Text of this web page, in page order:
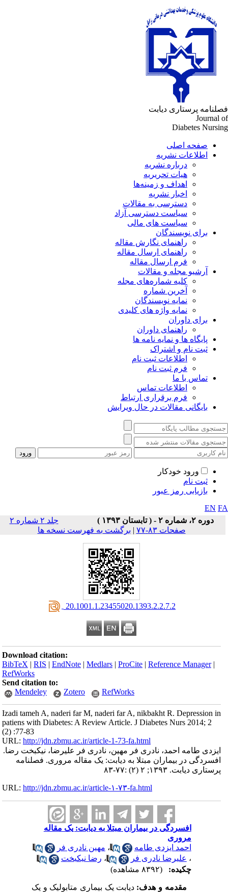
پرستاری دیابت
Journal
Diabetes
صفحه اصلی
اطلاعات نشریه
درباره نشریه
هیات تحریریه
اهداف و زمینه‌ها
اخبار نشریه
دسترسی به مقالات
سیاست دسترسی آزاد
سیاست های مالی
برای نویسندگان
راهنمای نگارش مقاله
راهنمای ارسال مقاله
فرم ارسال مقاله
آرشیو مجله و مقالات
کلیه شماره‌های مجله
آخرین شماره
نمایه نویسندگان
نمایه واژه های کلیدی
برای داوران
راهنمای داوران
پایگاه ها و نمایه نامه ها
ثبت نام و اشتراک
اطلاعات ثبت نام
فرم ثبت نام
تماس با ما
اطلاعات تماس
فرم برقراری ارتباط
بایگانی مقالات در حال ویرایش
ورود خودکار
ثبت نام
بازیابی رمز عبور
EN
دوره ۲، شماره ۲ - ( تابستان ۱۳۹۳ )
جلد ۲ شماره ۲
صفحات ۸۳-۷۷
| برگشت به فهرست نسخه ها
‎ 20.1001.1.23455020.1393.2.2.7.2
Download citation:
BibTeX |RIS |EndNote |Medlars |ProCite |Reference Manager
RefWorks
Send citation to:
Mendeley
Zotero RefWorks
Izadi tameh A, naderi far M, naderi far A, nikbakht R. Depression in
patiens with Diabetes: A Review Article. J Diabetes Nurs 2014; 2
(2) :77-83
URL:http://jdn.zbmu.ac.ir/article-1-73-fa.html
ایزدی طامه احمد، نادری فر مهین، نادری فر علیرضا، نیکبخت رضا.
افسردگی در بیماران مبتلا به دیابت: یک مقاله مروری. فصلنامه
پرستاری دیابت. ۱۳۹۳; ۲ (۲) :۷۷-۸۳
URL:http://jdn.zbmu.ac.ir/article-۱-۷۳-fa.html
افسردگی در بیماران مبتلا به دیابت: یک مقاله
مروری
احمد ایزدی طامه
،مهین نادری فر
علیرضا نادری فر ،رضا نیکبخت
چکیده:
مقدمه و هدف:دیابت یک بیماری متابولیک و یک